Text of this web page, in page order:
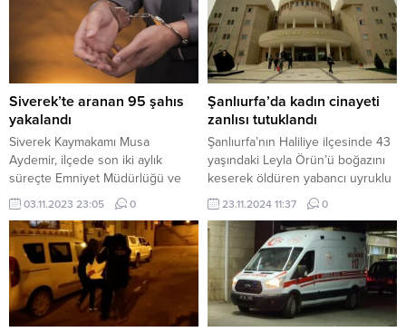
Siverek’te aranan 95 şahıs
yakalandı
Siverek Kaymakamı Musa
Aydemir, ilçede son iki aylık
süreçte Emniyet Müdürlüğü ve
Jandarma Komutanlığı tarafından
yapılan operasyonlarda aranan 95
şahsın yakalandığını açıkladı.
Aydemir, yaptığı açıklamada,
“05.09.2023 03.11.2023 tarihleri
arasında son iki aylık süreçte
Emniyet Müdürlüğümüz ve İlçe
Jandarma Komutanlığımız
03.11.2023 23:05 0
Şanlıurfa’da kadın cinayeti
zanlısı tutuklandı
Şanlıurfa’nın Haliliye ilçesinde 43
yaşındaki Leyla Örün’ü boğazını
keserek öldüren yabancı uyruklu
Ahmet El A. tutuklandı.
Bahçelievler Mahallesi’nde
meydana gelen olayda, Leyla
Örün evinde ölü bulunmuştu.
Polis ekipleri, olay yerinde
yaptıkları inceleme ve güvenlik
kameralarını titizlikle inceledikten
sonra şüpheli Ahmet El A.’yı
23.11.2024 11:37 0